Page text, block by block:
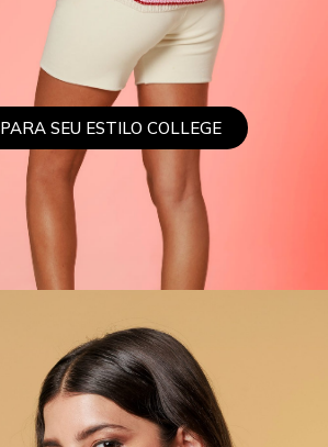
PARA SEU ESTILO COLLEGE